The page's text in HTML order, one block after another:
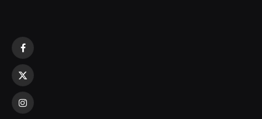
Facebook
X
(Twitter)
Instagram